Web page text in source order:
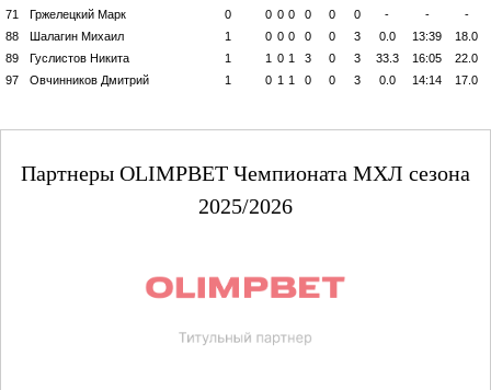
71
Гржелецкий Марк 0 0 0 0 0 0 0 - -
-
88
Шалагин Михаил 1 0 0 0 0 0 3 0.0 13:39
18.0
89
Гуслистов Никита 1 1 0 1 3 0 3 33.3 16:05
22.0
97
Овчинников Дмитрий 1 0 1 1 0 0 3 0.0 14:14 17.0
Партнеры OLIMPBET Чемпионата МХЛ сезона
2025/2026